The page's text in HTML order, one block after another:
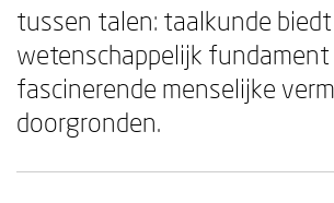
tussen talen: taalkunde
wetenschappelijk
fascinerende menselijke
doorgronden.